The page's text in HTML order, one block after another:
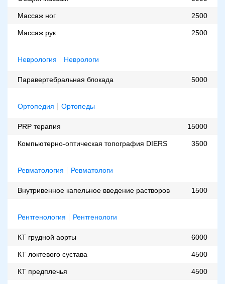
Массаж ног 2500
Массаж рук 2500
Неврология Неврологи
Паравертебральная блокада 5000
Ортопедия Ортопеды
PRP терапия 15000
Компьютерно-оптическая топография DIERS 3500
Ревматология Ревматологи
Внутривенное капельное введение растворов 1500
Рентгенология Рентгенологи
КТ грудной аорты 6000
КТ локтевого сустава 4500
КТ предплечья 4500